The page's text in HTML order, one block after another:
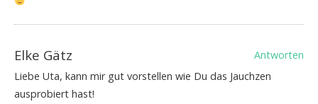
Elke Gätz
Antworten
Liebe Uta, kann mir gut vorstellen wie Du das Jauchzen
ausprobiert hast!